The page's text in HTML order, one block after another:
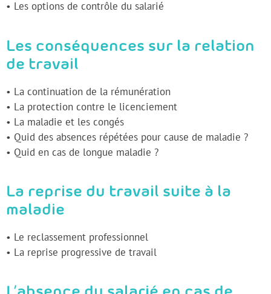
• Les options de contrôle du salarié
Les conséquences sur la relation
de travail
• La continuation de la rémunération
• La protection contre le licenciement
• La maladie et les congés
• Quid des absences répétées pour cause de maladie ?
• Quid en cas de longue maladie ?
La reprise du travail suite à la
maladie
• Le reclassement professionnel
• La reprise progressive de travail